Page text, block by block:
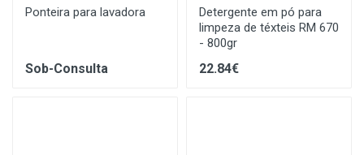
Ponteira para lavadora
Sob-Consulta
Detergente em pó para
limpeza de téxteis RM 670
- 800gr
22.84€